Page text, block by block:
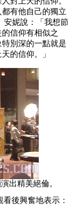
有他自己的獨立
安妮說：「我想節
信仰有相似之
別深的一點就是
的信仰。」
出精美絕倫。
後興奮地表示：